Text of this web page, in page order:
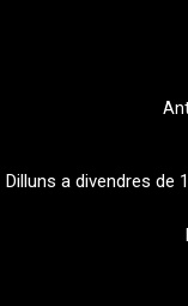
Dilluns a divendres de